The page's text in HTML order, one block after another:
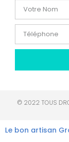
© 2022 TOUS
Le bon artisan